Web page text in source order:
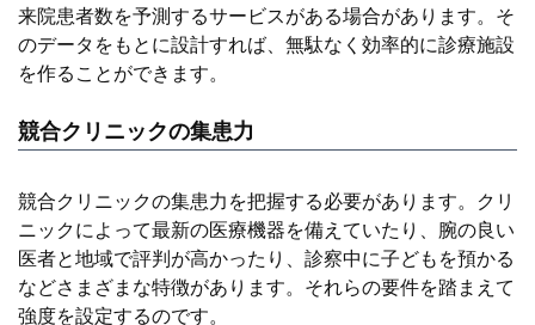
来院患者数を予測するサービスがある場合があります。そ
のデータをもとに設計すれば、無駄なく効率的に診療施設
を作ることができます。
競合クリニックの集患力
競合クリニックの集患力を把握する必要があります。クリ
ニックによって最新の医療機器を備えていたり、腕の良い
医者と地域で評判が高かったり、診察中に子どもを預かる
などさまざまな特徴があります。それらの要件を踏まえて
強度を設定するのです。